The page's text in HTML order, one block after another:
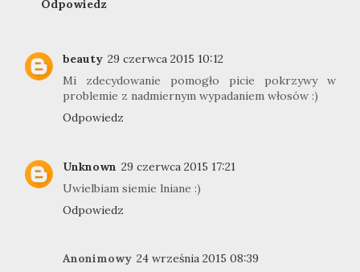
Odpowiedz
beauty 29 czerwca 2015 10:12
Mi zdecydowanie pomogło picie pokrzywy w
problemie z nadmiernym wypadaniem włosów :)
Odpowiedz
Unknown 29 czerwca 2015 17:21
Uwielbiam siemie lniane :)
Odpowiedz
Anonimowy 24 września 2015 08:39